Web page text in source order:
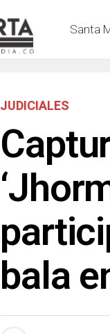
Santa
JUDICIALES
bala